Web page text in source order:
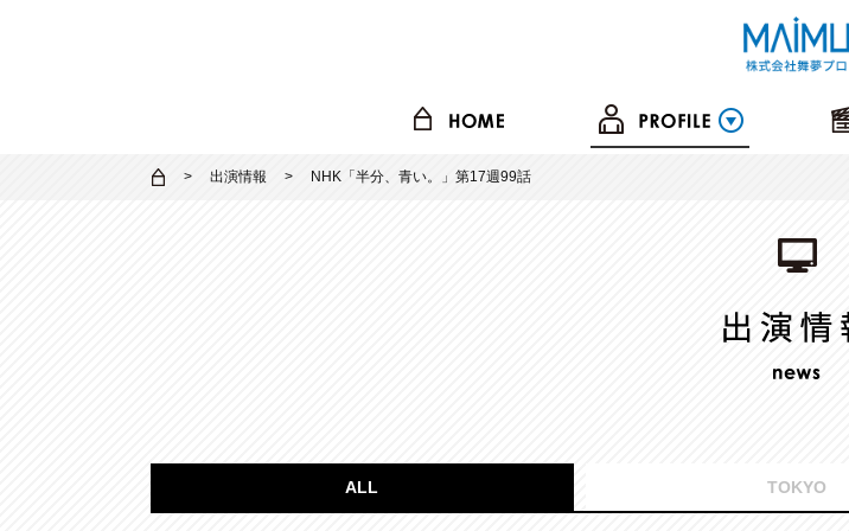
出演情報 NHK「半分、青い。」第17週99話
ALL TOKYO